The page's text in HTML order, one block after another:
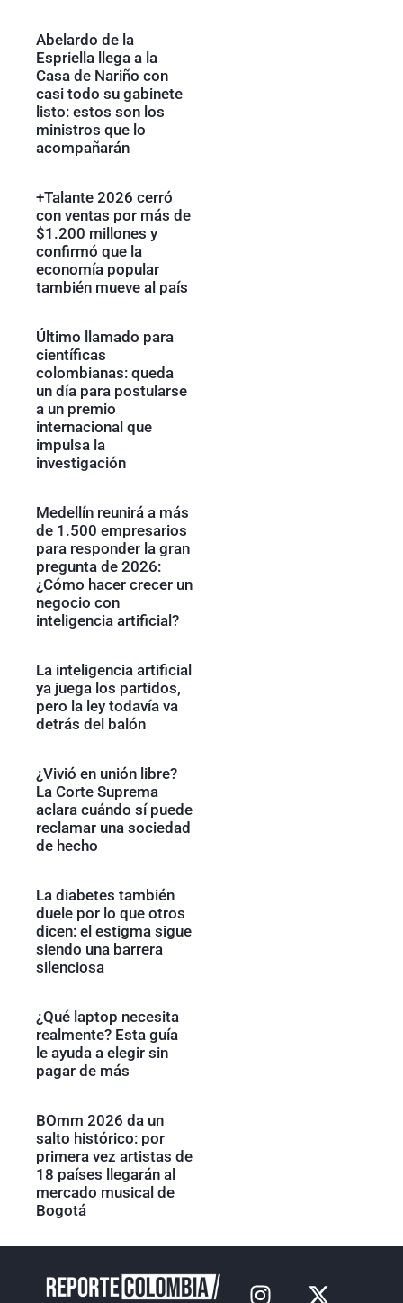
Abelardo de la
Espriella llega a la
Casa de Nariño con
casi todo su gabinete
listo: estos son los
ministros que lo
acompañarán
+Talante 2026 cerró
con ventas por más de
$1.200 millones y
confirmó que la
economía popular
también mueve al país
Último llamado para
científicas
colombianas: queda
un día para postularse
a un premio
internacional que
impulsa la
investigación
Medellín reunirá a más
de 1.500 empresarios
para responder la gran
pregunta de 2026:
¿Cómo hacer crecer un
negocio con
inteligencia artificial?
La inteligencia artificial
ya juega los partidos,
pero la ley todavía va
detrás del balón
¿Vivió en unión libre?
La Corte Suprema
aclara cuándo sí puede
reclamar una sociedad
de hecho
La diabetes también
duele por lo que otros
dicen: el estigma sigue
siendo una barrera
silenciosa
¿Qué laptop necesita
realmente? Esta guía
le ayuda a elegir sin
pagar de más
BOmm 2026 da un
salto histórico: por
primera vez artistas de
18 países llegarán al
mercado musical de
Bogotá